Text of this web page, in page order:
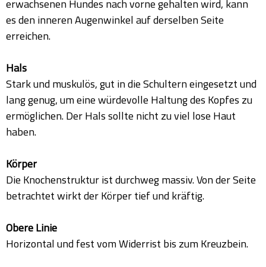
erwachsenen Hundes nach vorne gehalten wird, kann
es den inneren Augenwinkel auf derselben Seite
erreichen.
Hals
Stark und muskulös, gut in die Schultern eingesetzt und
lang genug, um eine würdevolle Haltung des Kopfes zu
ermöglichen. Der Hals sollte nicht zu viel lose Haut
haben.
Körper
Die Knochenstruktur ist durchweg massiv. Von der Seite
betrachtet wirkt der Körper tief und kräftig.
Obere Linie
Horizontal und fest vom Widerrist bis zum Kreuzbein.